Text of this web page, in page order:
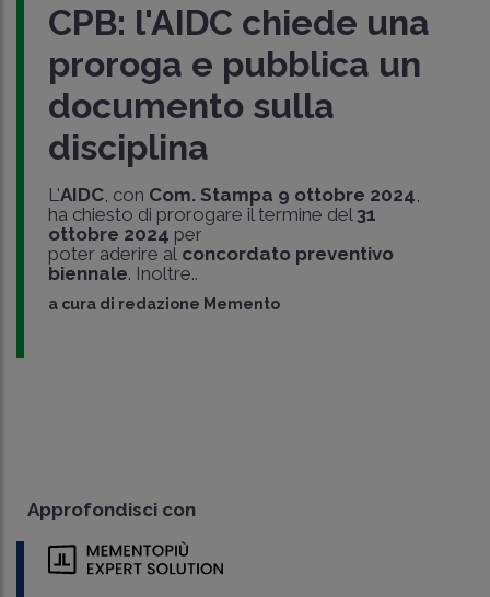
CPB: l'AIDC chiede una
proroga e pubblica un
documento sulla
disciplina
L'AIDC, con Com. Stampa 9 ottobre 2024
ha chiesto di prorogare il termine del 31
ottobre 2024 per
poter aderire al concordato preventivo
biennale. Inoltre..
a cura di redazione Memento
Approfondisci con